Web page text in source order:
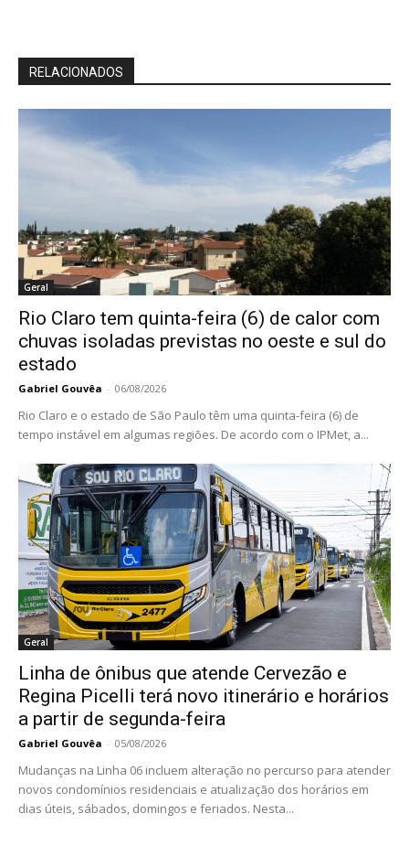
RELACIONADOS
Geral
Rio Claro tem quinta-feira (6) de calor com
chuvas isoladas previstas no oeste e sul do
estado
Gabriel Gouvêa - 06/08/2026
Rio Claro e o estado de São Paulo têm uma quinta-feira (6) de
tempo instável em algumas regiões. De acordo com o IPMet, a...
Geral
Linha de ônibus que atende Cervezão e
Regina Picelli terá novo itinerário e horários
a partir de segunda-feira
Gabriel Gouvêa - 05/08/2026
Mudanças na Linha 06 incluem alteração no percurso para atender
novos condomínios residenciais e atualização dos horários em
dias úteis, sábados, domingos e feriados. Nesta...